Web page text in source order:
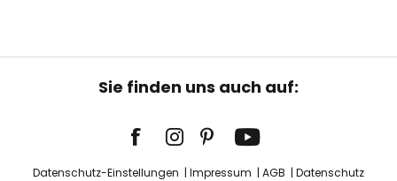
Sie finden uns auch auf:
Datenschutz-Einstellungen Impressum AGB
Datenschutz